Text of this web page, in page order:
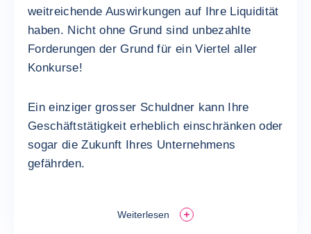
weitreichende Auswirkungen auf Ihre Liquidität
haben. Nicht ohne Grund sind unbezahlte
Forderungen der Grund für ein Viertel aller
Konkurse!
Ein einziger grosser Schuldner kann Ihre
Geschäftstätigkeit erheblich einschränken oder
sogar die Zukunft Ihres Unternehmens
gefährden.
Weiterlesen